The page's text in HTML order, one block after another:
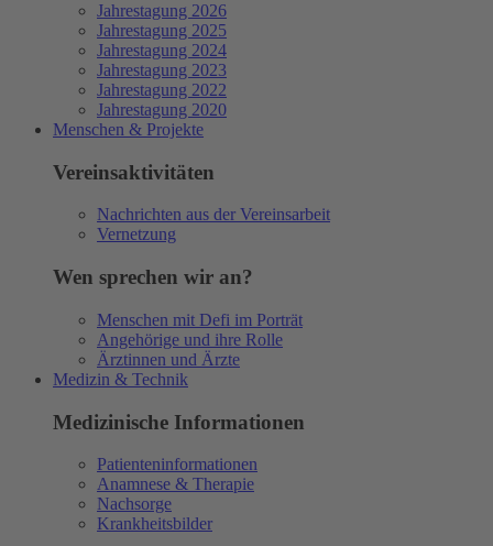
Jahrestagung 2026
Jahrestagung 2025
Jahrestagung 2024
Jahrestagung 2023
Jahrestagung 2022
Jahrestagung 2020
Menschen & Projekte
Vereinsaktivitäten
Nachrichten aus der Vereinsarbeit
Vernetzung
Wen sprechen wir an?
Menschen mit Defi im Porträt
Angehörige und ihre Rolle
Ärztinnen und Ärzte
Medizin & Technik
Medizinische Informationen
Patienteninformationen
Anamnese & Therapie
Nachsorge
Krankheitsbilder